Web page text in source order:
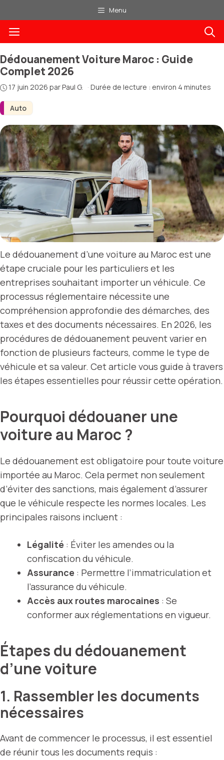
au
contenu
Menu
Menu
Auto
Dédouanement Voiture Maroc : Guide
Complet 2026
17 juin 2026 parPaul G. · Durée de lecture : environ 4 minutes
Le dédouanement d’une voiture au Maroc est une
étape cruciale pour les particuliers et les
entreprises souhaitant importer un véhicule. Ce
processus réglementaire nécessite une
compréhension approfondie des démarches, des
taxes et des documents nécessaires. En 2026, les
procédures de dédouanement peuvent varier en
fonction de plusieurs facteurs, comme le type de
véhicule et sa valeur. Cet article vous guide à travers
les étapes essentielles pour réussir cette opération.
Pourquoi dédouaner une
voiture au Maroc ?
Le dédouanement est obligatoire pour toute voiture
importée au Maroc. Cela permet non seulement
d’éviter des sanctions, mais également d’assurer
que le véhicule respecte les normes locales. Les
principales raisons incluent :
Légalité : Éviter les amendes ou la
confiscation du véhicule.
Assurance : Permettre l’immatriculation et
l’assurance du véhicule.
Accès aux routes marocaines : Se
conformer aux réglementations en vigueur.
Étapes du dédouanement
d’une voiture
1. Rassembler les documents
nécessaires
Avant de commencer le processus, il est essentiel
de réunir tous les documents requis :